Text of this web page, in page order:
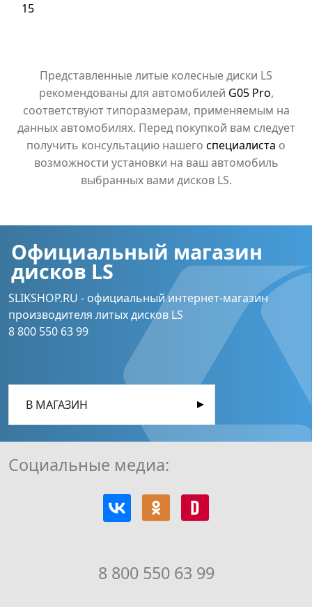
15
Представленные литые колесные диски LS
рекомендованы для автомобилей G05 Pro,
соответствуют типоразмерам, применяемым на
данных автомобилях. Перед покупкой вам следует
получить консультацию нашего специалиста о
возможности установки на ваш автомобиль
выбранных вами дисков LS.
Официальный магазин
дисков LS
SLIKSHOP.RU - официальный интернет-магазин
производителя литых дисков LS
8 800 550 63 99
В МАГАЗИН
8 800 550 63 99
Социальные медиа: